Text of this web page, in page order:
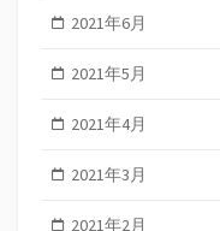
2021年6月
2021年5月
2021年4月
2021年3月
2021年2月